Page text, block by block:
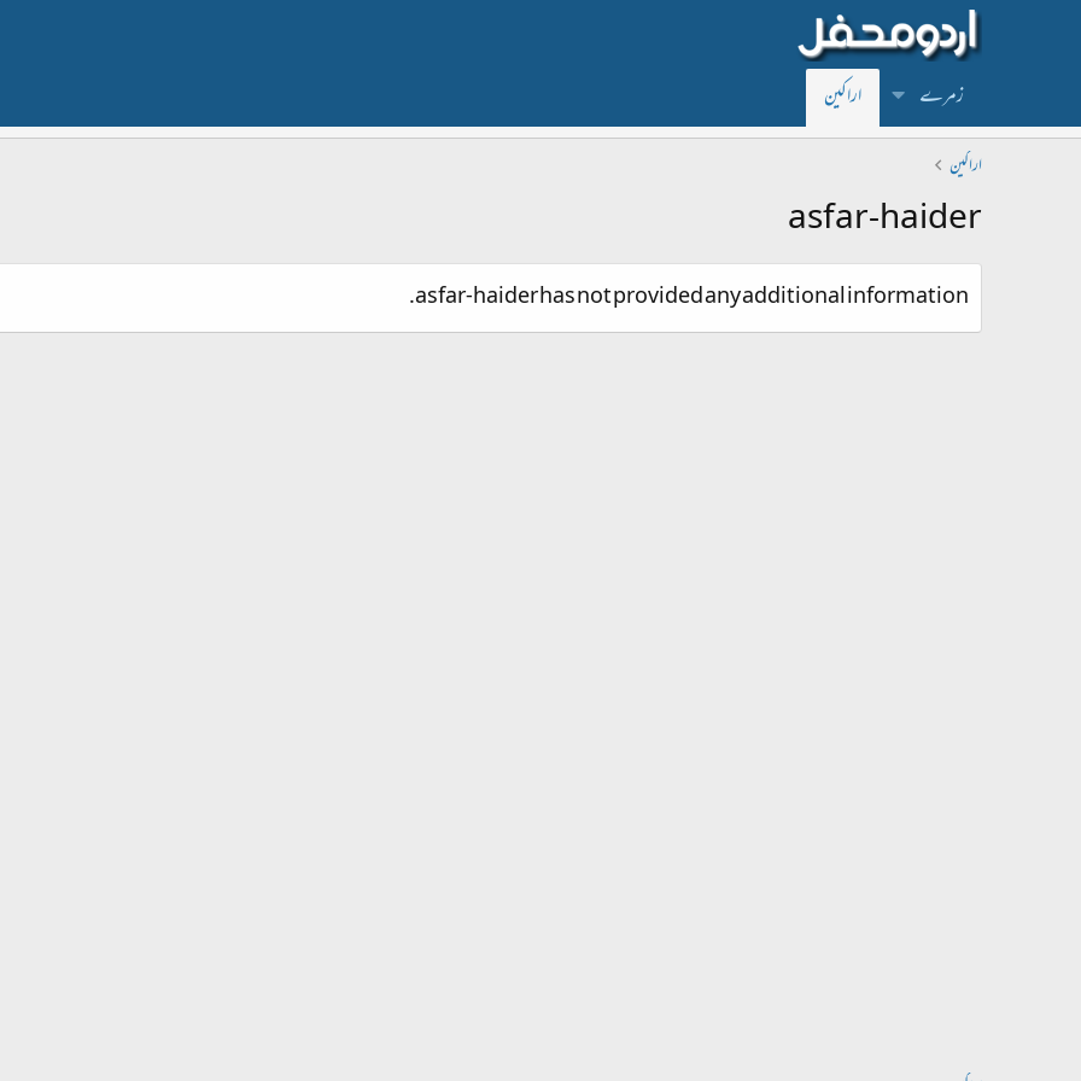
زمرے اراکین
اراکین
asfar-haider
asfar-haider has not provided any additional information.